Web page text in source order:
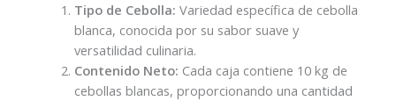
Tipo de Cebolla: Variedad específica de cebolla
blanca, conocida por su sabor suave y
versatilidad culinaria.
Contenido Neto: Cada caja contiene 10 kg de
cebollas blancas, proporcionando una cantidad